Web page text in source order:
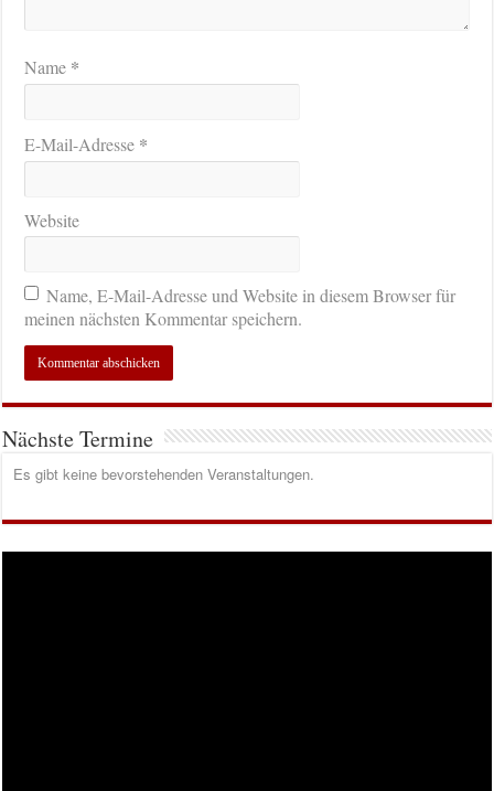
Name *
E-Mail-Adresse *
Website
Name, E-Mail-Adresse und Website in diesem Browser für
meinen nächsten Kommentar speichern.
Nächste Termine
Es gibt keine bevorstehenden Veranstaltungen.